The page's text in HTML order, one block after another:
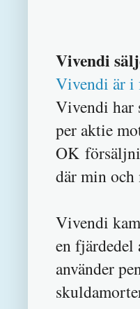
Vivendi
Vivendi är i
Vivendi har
per aktie
OK
där min och
Vivendi
en fjärdedel
använder